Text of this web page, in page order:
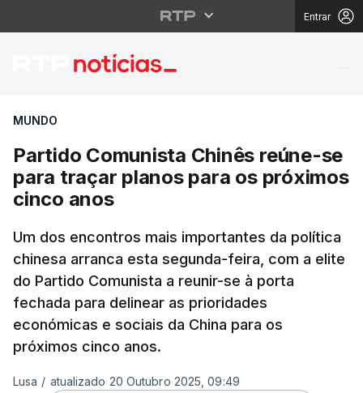
Entrar
Partido Comunista
MUNDO
Partido Comunista Chinês reúne-se
para traçar planos para os próximos
cinco anos
Um dos encontros mais importantes da política
chinesa arranca esta segunda-feira, com a elite
do Partido Comunista a reunir-se à porta
fechada para delinear as prioridades
económicas e sociais da China para os
próximos cinco anos.
Lusa / atualizado 20 Outubro 2025, 09:49